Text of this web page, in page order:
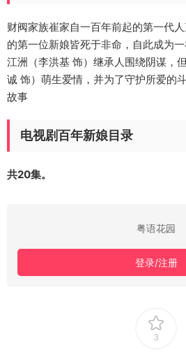
财阀家族崔家自一百年前起的第一代
的第一位新娘皆死于非命，自此成为
江洲（李洪基 饰）继承人围绕阴谋，
诚 饰）萌生爱情，并为了守护所爱的
故事
电视剧百年新娘目录
共20集。
粤语花园
登录/注册
3